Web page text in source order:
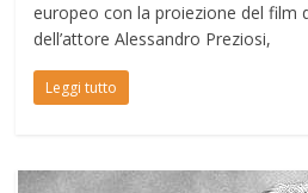
europeo con la proiezione del film
dell’attore Alessandro Preziosi,
Leggi tutto